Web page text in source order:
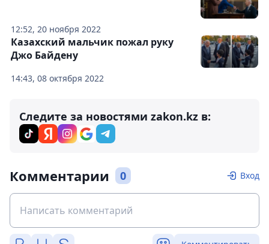
12:52, 20 ноября 2022
14:43, 08 октября 2022
Казахский мальчик пожал руку
Джо Байдену
Следите за новостями zakon.kz в:
Комментарии 0 Вход